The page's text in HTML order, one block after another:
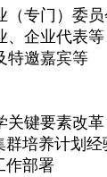
（专门）委员
、企业代表等
特邀嘉宾等
关键要素改革
群培养计划经
作部署